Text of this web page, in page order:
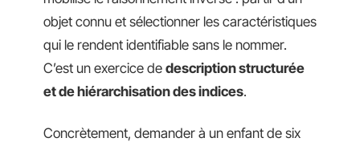
objet connu et sélectionner les caractéristiques
qui le rendent identifiable sans le nommer.
C’est un exercice de description structurée
et de hiérarchisation des indices.
Concrètement, demander à un enfant de six